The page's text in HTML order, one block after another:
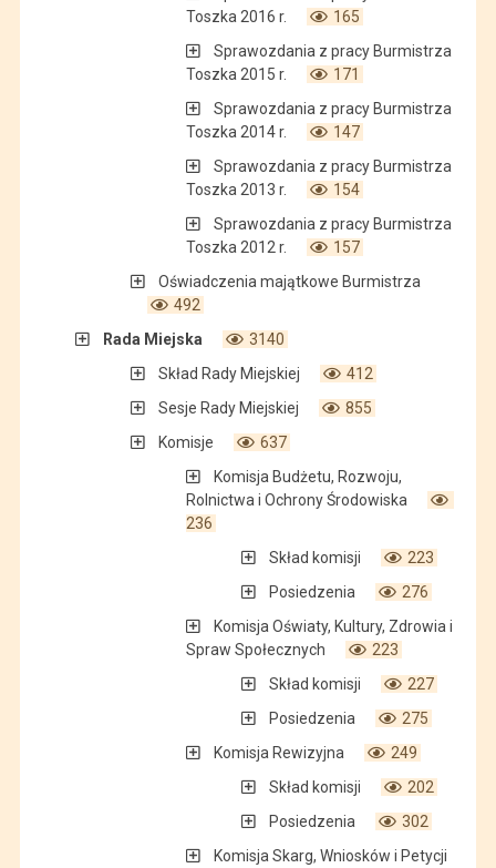
Toszka 2016 r.
165
Sprawozdania z pracy Burmistrza
Toszka 2015 r.
171
Sprawozdania z pracy Burmistrza
Toszka 2014 r.
147
Sprawozdania z pracy Burmistrza
Toszka 2013 r.
154
Sprawozdania z pracy Burmistrza
Toszka 2012 r.
157
Oświadczenia majątkowe Burmistrza
492
Rada Miejska
3140
Skład Rady Miejskiej
412
Sesje Rady Miejskiej
855
Komisje
637
Komisja Budżetu, Rozwoju,
Rolnictwa i Ochrony Środowiska
236
Skład komisji
223
Posiedzenia
276
Komisja Oświaty, Kultury, Zdrowia i
Spraw Społecznych
223
Skład komisji
227
Posiedzenia
275
Komisja Rewizyjna
249
Skład komisji
202
Posiedzenia
302
Komisja Skarg, Wniosków i Petycji